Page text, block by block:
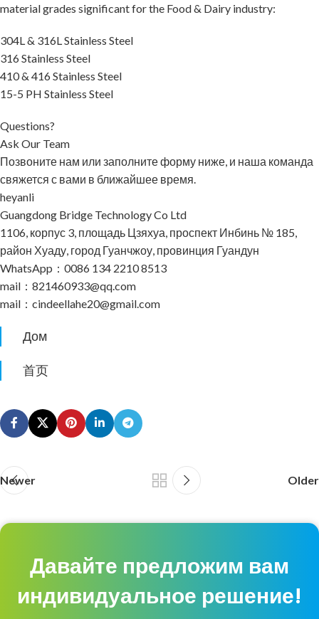
material grades significant for the Food & Dairy industry:
304L & 316L Stainless Steel
316 Stainless Steel
410 & 416 Stainless Steel
15-5 PH Stainless Steel
Questions?
Ask Our Team
Позвоните нам или заполните форму ниже, и наша команда
свяжется с вами в ближайшее время.
heyanli
Guangdong Bridge Technology Co Ltd
1106, корпус 3, площадь Цзяхуа, проспект Инбинь № 185,
район Хуаду, город Гуанчжоу, провинция Гуандун
WhatsApp：0086 134 2210 8513
mail：821460933@qq.com
mail：cindeellahe20@gmail.com
Дом
首页
Newer Older
Давайте предложим вам
индивидуальное решение!